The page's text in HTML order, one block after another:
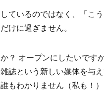
いるのではなく、「こう
けに過ぎません。
？ オープンにしたいです
誌という新しい媒体を与
もわかりません（私も！）